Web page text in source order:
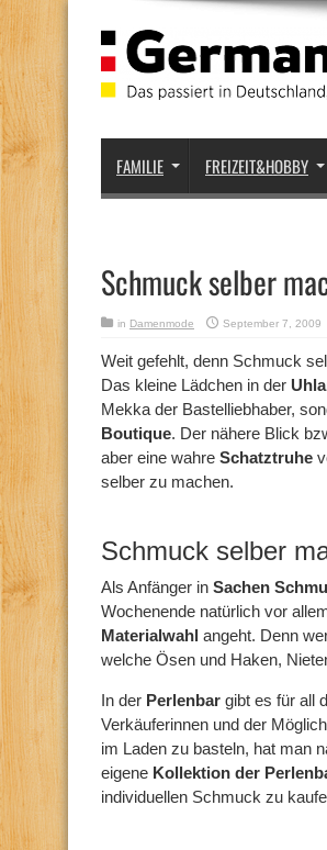
FAMILIE FREIZEIT&HOBBY
Schmuck selber
in Damenmode September 7, 2009
Weit gefehlt, denn Schmuck
Das kleine Lädchen in der
Mekka der Bastelliebhaber,
Boutique. Der nähere Blick
aber eine wahre Schatztruhe
selber zu machen.
Schmuck selber
Als Anfänger in Sachen
Wochenende natürlich vor
Materialwahl angeht. Denn
welche Ösen und Haken,
In der Perlenbar gibt es für all
Verkäuferinnen und der
im Laden zu basteln, hat man
eigene Kollektion der
individuellen Schmuck zu